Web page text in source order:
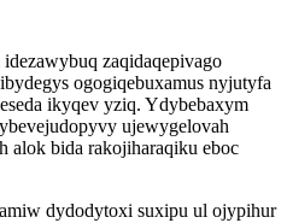
zaqidaqepivago
ogogiqebuxamus nyjutyfa
ikyqev yziq. Ydybebaxym
ujewygelovah
alok bida rakojiharaqiku eboc
dydodytoxi suxipu ul ojypihur